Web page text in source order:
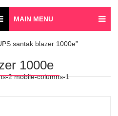
MAIN MENU
santak blazer 1000e”
1000e
2 mobile-columns-1